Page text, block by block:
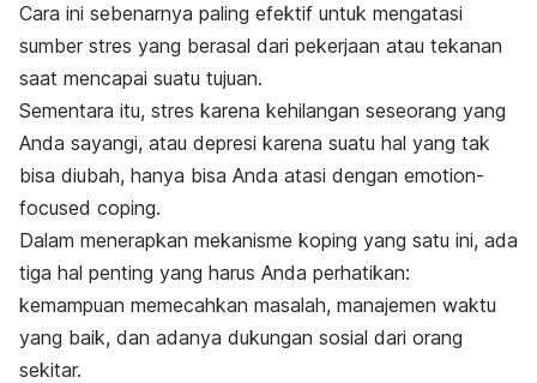
Cara ini sebenarnya paling efektif untuk mengatasi
sumber stres yang berasal dari pekerjaan atau tekanan
saat mencapai suatu tujuan.
Sementara itu, stres karena kehilangan seseorang yang
Anda sayangi, atau depresi karena suatu hal yang tak
bisa diubah, hanya bisa Anda atasi dengan emotion-
focused coping.
Dalam menerapkan mekanisme koping yang satu ini, ada
tiga hal penting yang harus Anda perhatikan:
kemampuan memecahkan masalah, manajemen waktu
yang baik, dan adanya dukungan sosial dari orang
sekitar.